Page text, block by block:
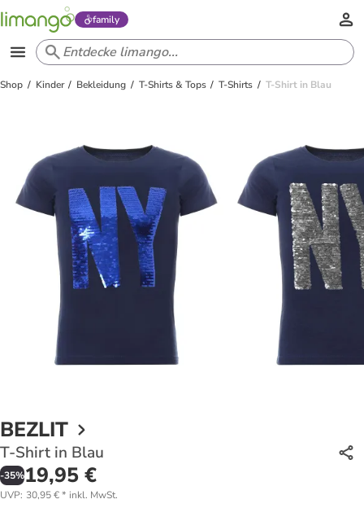
family
Shop Kinder Bekleidung T-Shirts & Tops T-Shirts T-Shirt in Blau
BEZLIT
T-Shirt in Blau
-35%19,95 €
UVP: 30,95 €* inkl. MwSt.